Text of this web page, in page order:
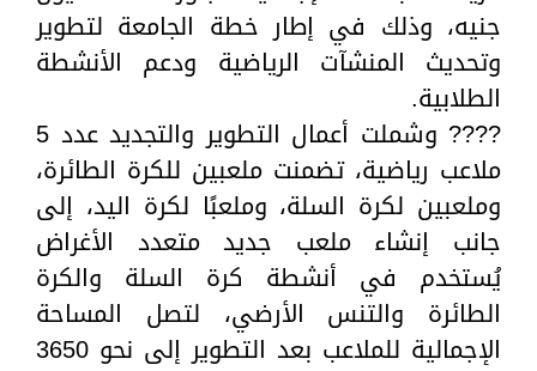
جنيه، وذلك في إطار خطة الجامعة لتطوير
وتحديث المنشآت الرياضية ودعم الأنشطة
الطلابية.
???? وشملت أعمال التطوير والتجديد عدد 5
ملاعب رياضية، تضمنت ملعبين للكرة الطائرة،
وملعبين لكرة السلة، وملعبًا لكرة اليد، إلى
جانب إنشاء ملعب جديد متعدد الأغراض
يُستخدم في أنشطة كرة السلة والكرة
الطائرة والتنس الأرضي، لتصل المساحة
الإجمالية للملاعب بعد التطوير إلى نحو 3650